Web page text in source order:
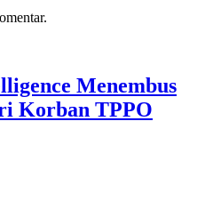
Menembus
Korban TPPO